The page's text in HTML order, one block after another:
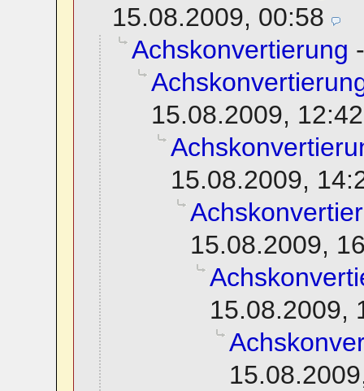
15.08.2009, 00:58
Achskonvertierung
15.08.2009, 12:42
15.08.2009,
15.08.2009,
15.08.2009,